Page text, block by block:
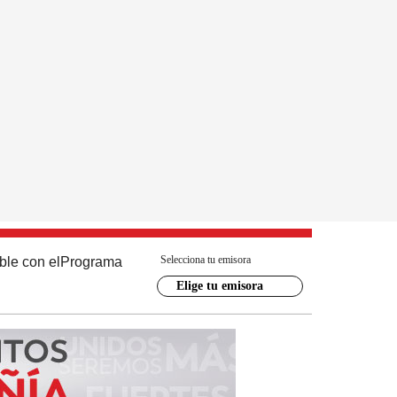
con el Programa Selecciona tu emisora
Elige tu emisora